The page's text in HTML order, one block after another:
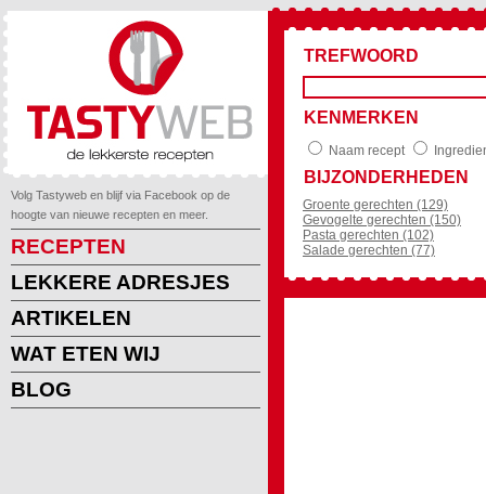
Volg Tastyweb en blijf via Facebook op de
hoogte van nieuwe recepten en meer.
RECEPTEN
LEKKERE ADRESJES
ARTIKELEN
WAT ETEN WIJ
BLOG
TREFWOORD
KENMERKEN
Naam recept
BIJZONDERHEDEN
Groente gerechten (129)
Gevogelte gerechten (150)
Pasta gerechten (102)
Salade gerechten (77)